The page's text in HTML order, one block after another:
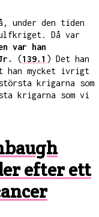
under den tiden
Då var
var han
(139.1 ) Det han
han mycket ivrigt
krigarna som
krigarna som vi
efter ett